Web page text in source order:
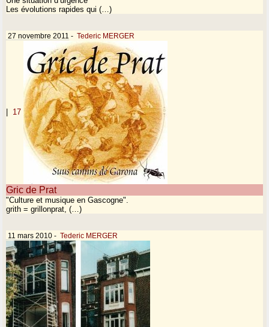
Les évolutions rapides qui (…)
27 novembre 2011 - Tederic MERGER
17
Gric de Prat
"Culture et musique en Gascogne".
grith = grillonprat, (…)
11 mars 2010 - Tederic MERGER